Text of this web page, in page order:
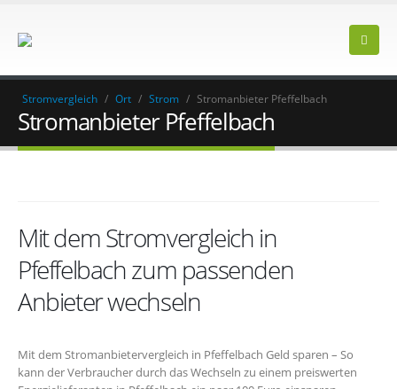
Stromvergleich / Ort / Strom / Stromanbieter Pfeffelbach
Stromanbieter Pfeffelbach
Mit dem Stromvergleich in
Pfeffelbach zum passenden
Anbieter wechseln
Mit dem Stromanbietervergleich in Pfeffelbach Geld sparen – So
kann der Verbraucher durch das Wechseln zu einem preiswerten